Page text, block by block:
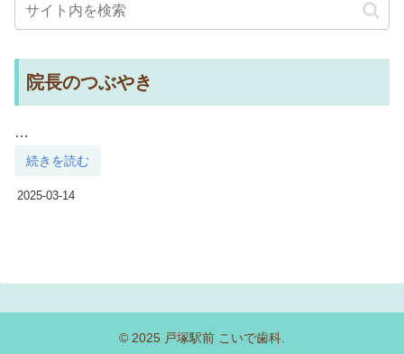
院長のつぶやき
…
続きを読む
2025-03-14
© 2025 戸塚駅前 こいで歯科.